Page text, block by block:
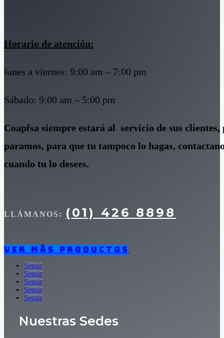
Horario de atención:
lunes a viernes: 9:00 am – 7:00 pm
Sábado: 9:00 am – 5:00 pm
Coapfsa siempre estará al servicio de sus clientes,
paramos, para que tu tampoco lo hagas,
cuando tu lo desees.
LLÁMANOS: (01) 426 8898
Ver más productos
Seguir
Seguir
Seguir
Seguir
Seguir
Nuestras Sedes